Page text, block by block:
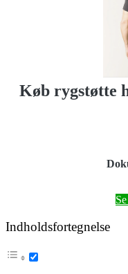
Køb rygstøtte
Indholdsfortegnelse